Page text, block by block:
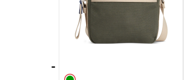
-